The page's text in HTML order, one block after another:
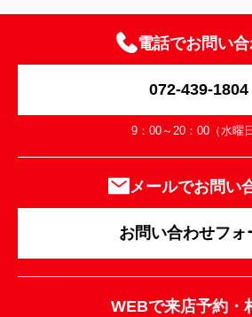
電話でお問い
072-439-1804
9：00～20：00（水曜日
メールでお問い
お問い合わせフォ
WEBで来店予約・